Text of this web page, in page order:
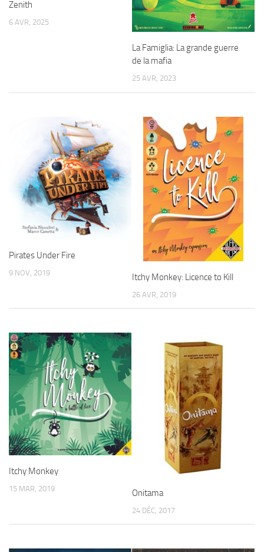
Zenith
6 AVR, 2025
La Famiglia: La grande guerre
de la mafia
25 AVR, 2023
Pirates Under Fire
9 NOV, 2019 Itchy Monkey: Licence to Kill
26 AVR, 2019
Itchy Monkey
15 MAR, 2019 Onitama
24 DÉC, 2017